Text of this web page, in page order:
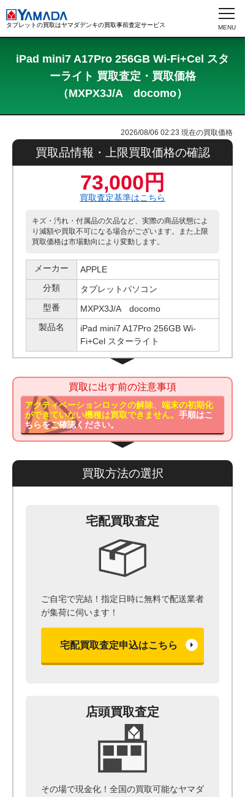
タブレットの買取はヤマダデンキの買取事前査定サービス
iPad mini7 A17Pro 256GB Wi-Fi+Cel スタ
ーライト 買取査定・買取価格
（MXPX3J/A docomo）
2026/08/06 02:23 現在の買取価格
買取品情報・上限買取価格の確認
73,000円
買取査定基準はこちら
キズ・汚れ・付属品の欠品など、実際の商品状態によ
り減額や買取不可になる場合がございます。また上限
買取価格は市場動向により変動します。
メーカー
APPLE
分類
タブレットパソコン
型番
MXPX3J/A docomo
製品名
iPad mini7 A17Pro 256GB Wi-
Fi+Cel スターライト
買取に出す前の注意事項
アクティベーションロックの解除、端末の初期化
ができていない機種は買取できません。手順はこ
ちらをご確認ください。
買取方法の選択
宅配買取査定
ご自宅で完結！指定日時に無料で配送業者
が集荷に伺います！
宅配買取査定申込はこちら
店頭買取査定
その場で現金化！全国の買取可能なヤマダ